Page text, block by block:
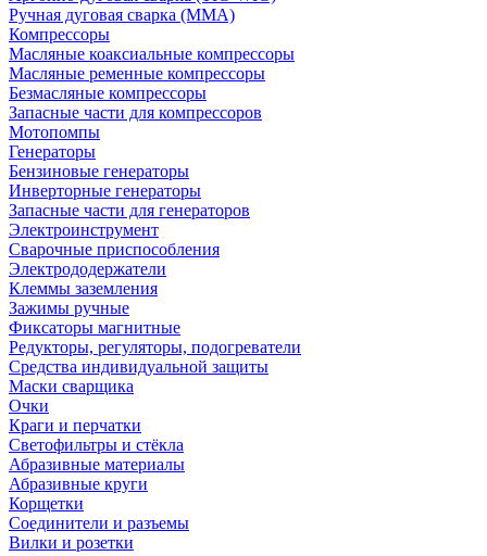
Ручная дуговая сварка (MMA)
Компрессоры
Масляные коаксиальные компрессоры
Масляные ременные компрессоры
Безмасляные компрессоры
Запасные части для компрессоров
Мотопомпы
Генераторы
Бензиновые генераторы
Инверторные генераторы
Запасные части для генераторов
Электроинструмент
Сварочные приспособления
Электрододержатели
Клеммы заземления
Зажимы ручные
Фиксаторы магнитные
Редукторы, регуляторы, подогреватели
Средства индивидуальной защиты
Маски сварщика
Очки
Краги и перчатки
Светофильтры и стёкла
Абразивные материалы
Абразивные круги
Корщетки
Соединители и разъемы
Вилки и розетки